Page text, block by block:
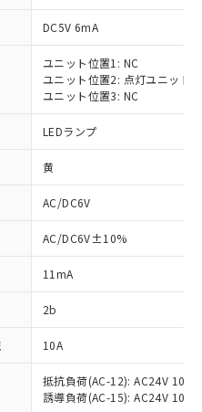
DC5V 6mA
ユニット位置1: NC
ユニット位置2: 点灯ユニット
ユニット位置3: NC
LEDランプ
黄
AC/DC6V
AC/DC6V±10%
11mA
2b
10A
抵抗負荷(AC-12): AC24V 10A/
誘導負荷(AC-15): AC24V
だき、同意のうえ
社制御機器事業取扱
況および標準価格
いただくもので
取扱商品の中には、
指令（10物質）の
提供可能な商品で
（10物質）の非含
替える予定のある
指令（10物質）の
、対応品を出す予
指令（10物質）の
中または確認中の
など無形物で、有
商品です。
非含有部品として
有率が中国RoHSの
示します。
有率が中国RoHSの